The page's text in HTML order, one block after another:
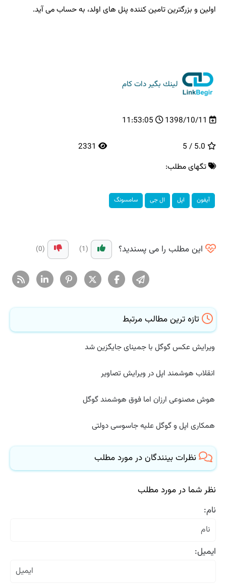
اولین و بزرگترین تامین كننده پنل های اولد، به حساب می آید.
لینك بگیر دات كام
1398/10/11
11:53:05
تگهای مطلب:
آیفون اپل ال جی سامسونگ
این مطلب را می پسندید؟ (1)
(0)
تازه ترین مطالب مرتبط
ویرایش عکس گوگل با جمینای جایگزین شد
انقلاب هوشمند اپل در ویرایش تصاویر
هوش مصنوعی ارزان اما فوق هوشمند گوگل
همکاری اپل و گوگل علیه جاسوسی دولتی
نظرات بینندگان در مورد مطلب
نظر شما در مورد مطلب
نام:
ایمیل: